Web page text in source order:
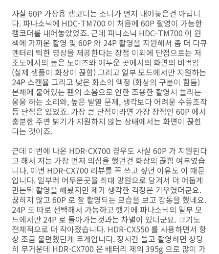
사실 60P 가장용 캠코더는 소니가 먼저 내어놓은건 아닙니
다. 파나소닉에 HDC-TM700 이 처음에 60P 촬영이 가능한
캠코더를 내어놓았었죠. 근데 파나소닉 HDC-TM700 이 원
색에 가까운 촬영 및 60P 와 24P 촬영을 지원해서 좀 더 다큐
멘터리 틱한 영상을 제공한다는 장점 이외에 단점으로는 저
조도에서의 높은 노이즈와 어두운 곳에서의 화면의 버벅임
(실제 샘플이 화상이 끊힘) 그리고 일부 모드에서만 지원하는
24P 스캔율 그리고 낮은 화소의 액정 (화상의 구분이 힘듬)
본체에 붙어있는 팬의 소음으로 인한 조용한 촬영시 들리는
웅웅 하는 소리와, 높은 발열 문제, 생각보다 어려운 수동조작
등 단점은 있었죠. 가장 큰 단점이라면 가장 장점인 60P 에서
충분한 주변 밝기가 지원하지 않는 상태에서는 화면이 끊힌
다는 것이죠.
근데 이번에 나온 HDR-CX700 경우도 사실 60P 가 지원된다
고 해서 저는 가장 먼저 의심을 했던건 화상의 끊힘 여부였습
니다. 이번 HDR-CX700 리뷰를 꼭 쓰고 싶던 이유도 이 때문
입니다. 일부러 어두운곳을 최대 망원으로 당겨서 더 어둡게
만든뒤 촬영을 해봤지만 제가 생각한 걱정은 기우였더군요.
끊히지 않고 60P 로 잘 촬영되는 모습을 보고 감동을 했네요.
24P 도 따로 선택해서 가능하고 했기에 파나소닉의 일부 모
드에서만 24P 로 돌아가는것과는 차별이 있더군요. 크기도
전체적으로 더 작아졌습니다. HDR-CX550 를 사용하면서 항
상 조금 불편했던게 무게입니다. 장시간 들고 촬영하면 상당
히 무거운데 HDR-CX700 은 배터리 제외 395g 으로 많이 가